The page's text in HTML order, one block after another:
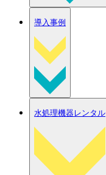
導入事例
水処理機器レンタル